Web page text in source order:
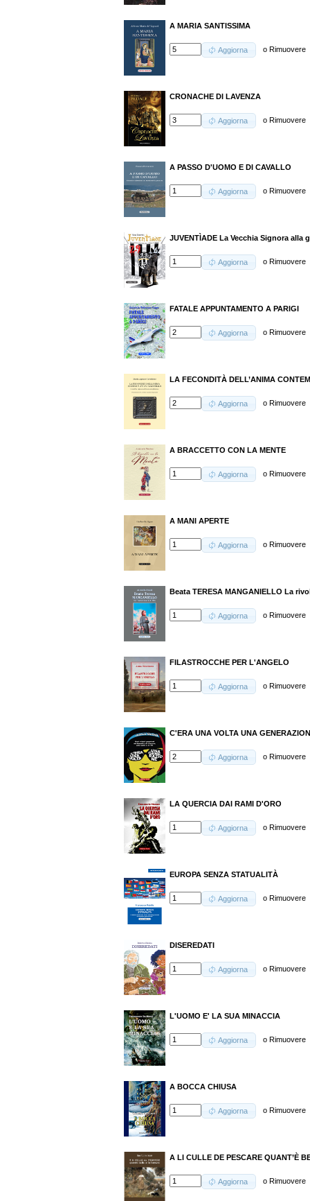
A MARIA SANTISSIMA
Aggiorna oRimuovere
CRONACHE DI LAVENZA
Aggiorna oRimuovere
A PASSO D'UOMO E DI CAVALLO
Aggiorna oRimuovere
JUVENTÌADE La Vecchia Signora alla
Aggiorna oRimuovere
FATALE APPUNTAMENTO A PARIGI
Aggiorna oRimuovere
LA FECONDITÀ DELL’ANIMA
Aggiorna oRimuovere
A BRACCETTO CON LA MENTE
Aggiorna oRimuovere
A MANI APERTE
Aggiorna oRimuovere
Beata TERESA MANGANIELLO La
Aggiorna oRimuovere
FILASTROCCHE PER L'ANGELO
Aggiorna oRimuovere
C'ERA UNA VOLTA UNA
Aggiorna oRimuovere
LA QUERCIA DAI RAMI D'ORO
Aggiorna oRimuovere
EUROPA SENZA STATUALITÀ
Aggiorna oRimuovere
DISEREDATI
Aggiorna oRimuovere
L'UOMO E' LA SUA MINACCIA
Aggiorna oRimuovere
A BOCCA CHIUSA
Aggiorna oRimuovere
A LI CULLE DE PESCARE QUANT’È
Aggiorna oRimuovere